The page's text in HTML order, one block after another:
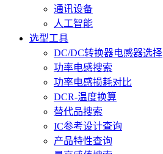
通讯设备
人工智能
选型工具
DC/DC转换器电感器选择
功率电感搜索
功率电感损耗对比
DCR-温度换算
替代品搜索
IC参考设计查询
产品特性查询